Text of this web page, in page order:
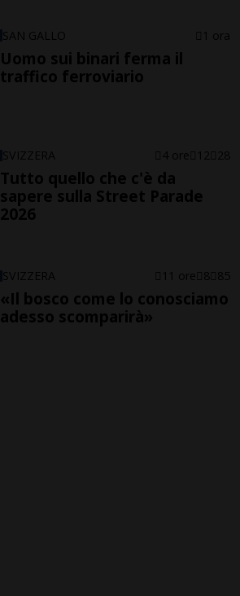
SAN GALLO 1 ora
Uomo sui binari ferma il
traffico ferroviario
SVIZZERA 4 ore 12 28
Tutto quello che c'è da
sapere sulla Street Parade
2026
SVIZZERA 11 ore 8 85
«Il bosco come lo conosciamo
adesso scomparirà»